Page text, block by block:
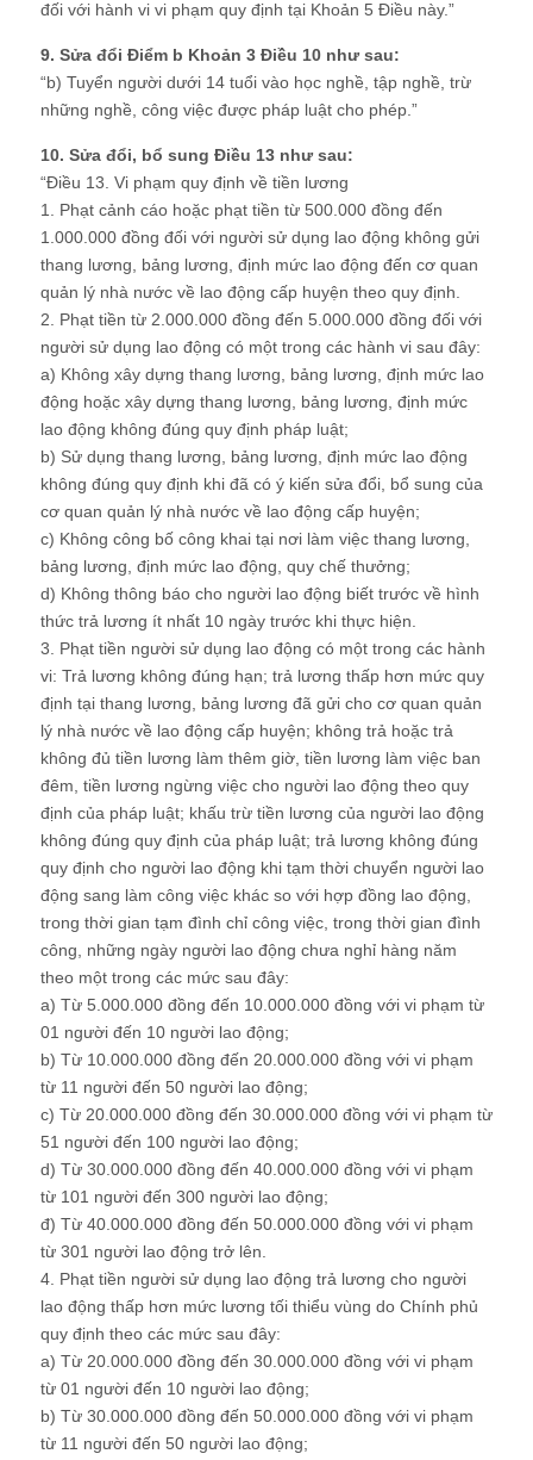
đối với hành vi vi phạm quy định tại Khoản 5 Điều này.”
9. Sửa đổi Điểm b Khoản 3 Điều 10 như sau:
“b) Tuyển người dưới 14 tuổi vào học nghề, tập nghề, trừ
những nghề, công việc được pháp luật cho phép.”
10. Sửa đổi, bổ sung Điều 13 như sau:
“Điều 13. Vi phạm quy định về tiền lương
1. Phạt cảnh cáo hoặc phạt tiền từ 500.000 đồng đến
1.000.000 đồng đối với người sử dụng lao động không gửi
thang lương, bảng lương, định mức lao động đến cơ quan
quản lý nhà nước về lao động cấp huyện theo quy định.
2. Phạt tiền từ 2.000.000 đồng đến 5.000.000 đồng đối với
người sử dụng lao động có một trong các hành vi sau đây:
a) Không xây dựng thang lương, bảng lương, định mức lao
động hoặc xây dựng thang lương, bảng lương, định mức
lao động không đúng quy định pháp luật;
b) Sử dụng thang lương, bảng lương, định mức lao động
không đúng quy định khi đã có ý kiến sửa đổi, bổ sung của
cơ quan quản lý nhà nước về lao động cấp huyện;
c) Không công bố công khai tại nơi làm việc thang lương,
bảng lương, định mức lao động, quy chế thưởng;
d) Không thông báo cho người lao động biết trước về hình
thức trả lương ít nhất 10 ngày trước khi thực hiện.
3. Phạt tiền người sử dụng lao động có một trong các hành
vi: Trả lương không đúng hạn; trả lương thấp hơn mức quy
định tại thang lương, bảng lương đã gửi cho cơ quan quản
lý nhà nước về lao động cấp huyện; không trả hoặc trả
không đủ tiền lương làm thêm giờ, tiền lương làm việc ban
đêm, tiền lương ngừng việc cho người lao động theo quy
định của pháp luật; khấu trừ tiền lương của người lao động
không đúng quy định của pháp luật; trả lương không đúng
quy định cho người lao động khi tạm thời chuyển người lao
động sang làm công việc khác so với hợp đồng lao động,
trong thời gian tạm đình chỉ công việc, trong thời gian đình
công, những ngày người lao động chưa nghỉ hàng năm
theo một trong các mức sau đây:
a) Từ 5.000.000 đồng đến 10.000.000 đồng với vi phạm từ
01 người đến 10 người lao động;
b) Từ 10.000.000 đồng đến 20.000.000 đồng với vi phạm
từ 11 người đến 50 người lao động;
c) Từ 20.000.000 đồng đến 30.000.000 đồng với vi phạm từ
51 người đến 100 người lao động;
d) Từ 30.000.000 đồng đến 40.000.000 đồng với vi phạm
từ 101 người đến 300 người lao động;
đ) Từ 40.000.000 đồng đến 50.000.000 đồng với vi phạm
từ 301 người lao động trở lên.
4. Phạt tiền người sử dụng lao động trả lương cho người
lao động thấp hơn mức lương tối thiểu vùng do Chính phủ
quy định theo các mức sau đây:
a) Từ 20.000.000 đồng đến 30.000.000 đồng với vi phạm
từ 01 người đến 10 người lao động;
b) Từ 30.000.000 đồng đến 50.000.000 đồng với vi phạm
từ 11 người đến 50 người lao động;